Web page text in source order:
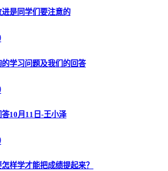
是同学们要注意的
学习问题及我们的回答
10月11日-王小泽
样学才能把成绩提起来？